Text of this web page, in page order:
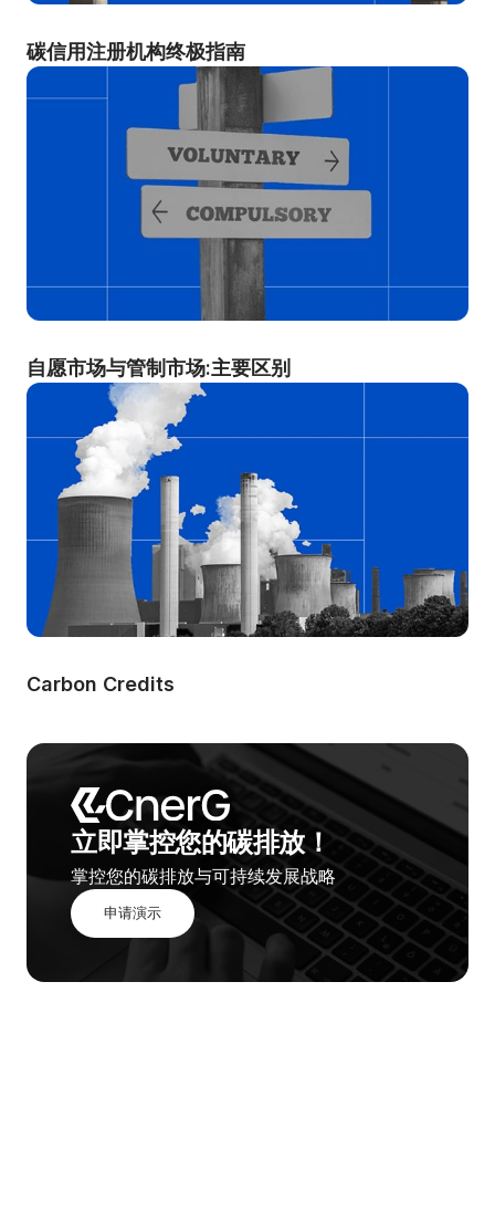
碳信用注册机构终极指南
自愿市场与管制市场:主要区别
Carbon Credits
立即掌控您的碳排放！
掌控您的碳排放与可持续发展战略
申请演示